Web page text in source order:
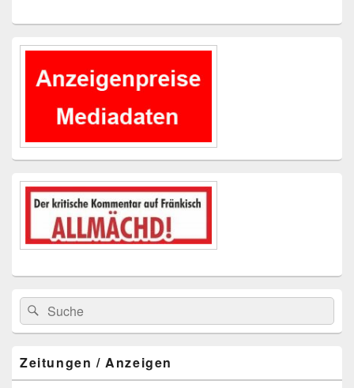
Primärer
Widgetbereich
Suchen
nach:
Suchen
Zeitungen / Anzeigen